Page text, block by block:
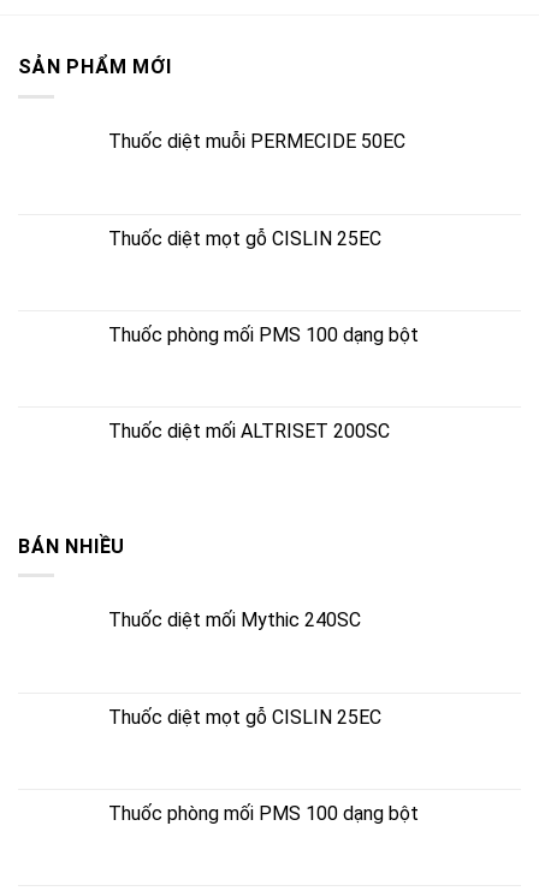
SẢN PHẨM MỚI
Thuốc diệt muỗi PERMECIDE 50EC
Thuốc diệt mọt gỗ CISLIN 25EC
Thuốc phòng mối PMS 100 dạng bột
Thuốc diệt mối ALTRISET 200SC
BÁN NHIỀU
Thuốc diệt mối Mythic 240SC
Thuốc diệt mọt gỗ CISLIN 25EC
Thuốc phòng mối PMS 100 dạng bột